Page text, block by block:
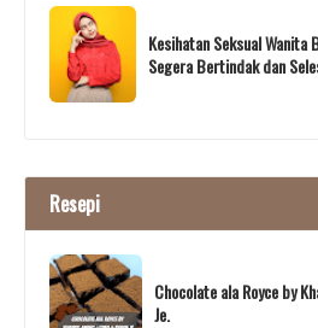
Kesihatan Seksual Wanita
Segera Bertindak dan
Resepi
Chocolate ala Royce by
Je.